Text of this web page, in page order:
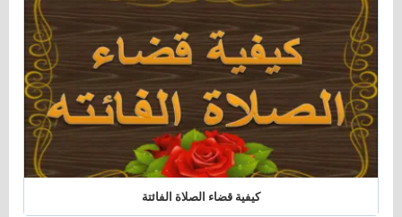
كيفية قضاء الصلاة الفائتة